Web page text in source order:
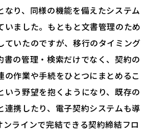
なり、同様の機能を備えたシステム
いました。もともと文書管理のため
ていたのですが、移行のタイミング
書の管理・検索だけでなく、契約の
の作業や手続をひとつにまとめるこ
いう野望を抱くようになり、既存の
連携したり、電子契約システムも導
ンラインで完結できる契約締結フロ